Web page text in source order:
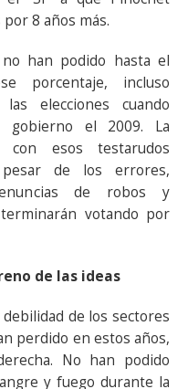
8 años más.
han podido hasta el
porcentaje, incluso
elecciones cuando
gobierno el 2009. La
esos testarudos
pesar de los errores,
de robos y
votando por
de las ideas
de los sectores
perdido en estos años,
No han podido
y fuego durante la